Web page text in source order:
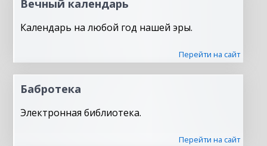
Вечный календарь
Календарь на любой год нашей эры.
Перейти на сайт
Бабротека
Электронная библиотека.
Перейти на сайт